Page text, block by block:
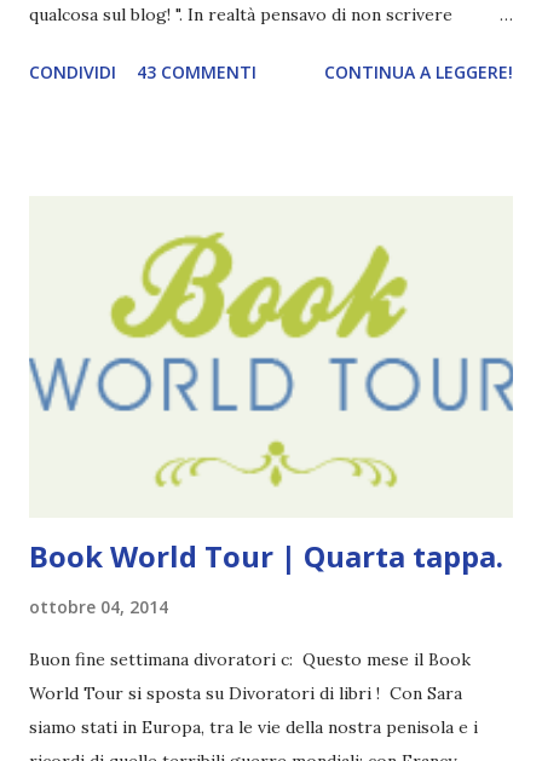
qualcosa sul blog! ". In realtà pensavo di non scrivere
diventando un po' come i miei compleanni. Semplicemente
cinque anni e non sono pochi . Il blog è praticamente
l'unica cosa della mia vita che ho continuato con costanza
(più o meno) e non come le tremila cose che inizio per poi
lasciare a metà. Tra l'altro ripenso a circa un anno e mezzo
fa, quando non sapevo più che farmene di D ivoratori di
che potessi fare. All'inizio non avevo idea che il ...
CONDIVIDI 43 COMMENTI CONTINUA A LEGGERE!
Book World Tour | Quarta tappa.
ottobre 04, 2014
Buon fine settimana divoratori c: Questo mese il Book
World Tour si sposta su Divoratori di libri ! Con Sara
siamo stati in Europa, tra le vie della nostra penisola e i